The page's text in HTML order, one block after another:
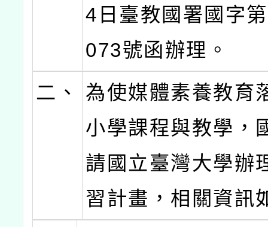
4日臺教國署國字
073號函辦理。
二、
為使媒體素養教育
小學課程與教學，
請國立臺灣大學辦
習計畫，相關資訊